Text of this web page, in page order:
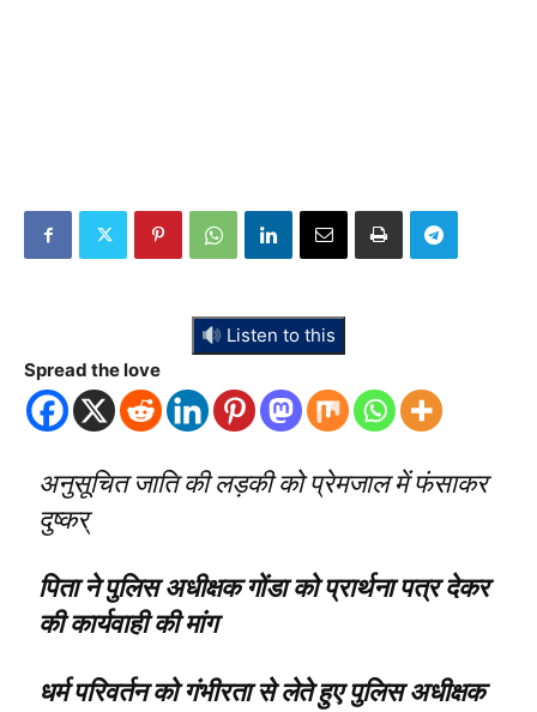
Listen to this
Spread the love
अनुसूचित जाति की लड़की को प्रेमजाल में फंसाकर
दुष्कर्
पिता ने पुलिस अधीक्षक गोंडा को प्रार्थना पत्र देकर
की कार्यवाही की मांग
धर्म परिवर्तन को गंभीरता से लेते हुए पुलिस अधीक्षक